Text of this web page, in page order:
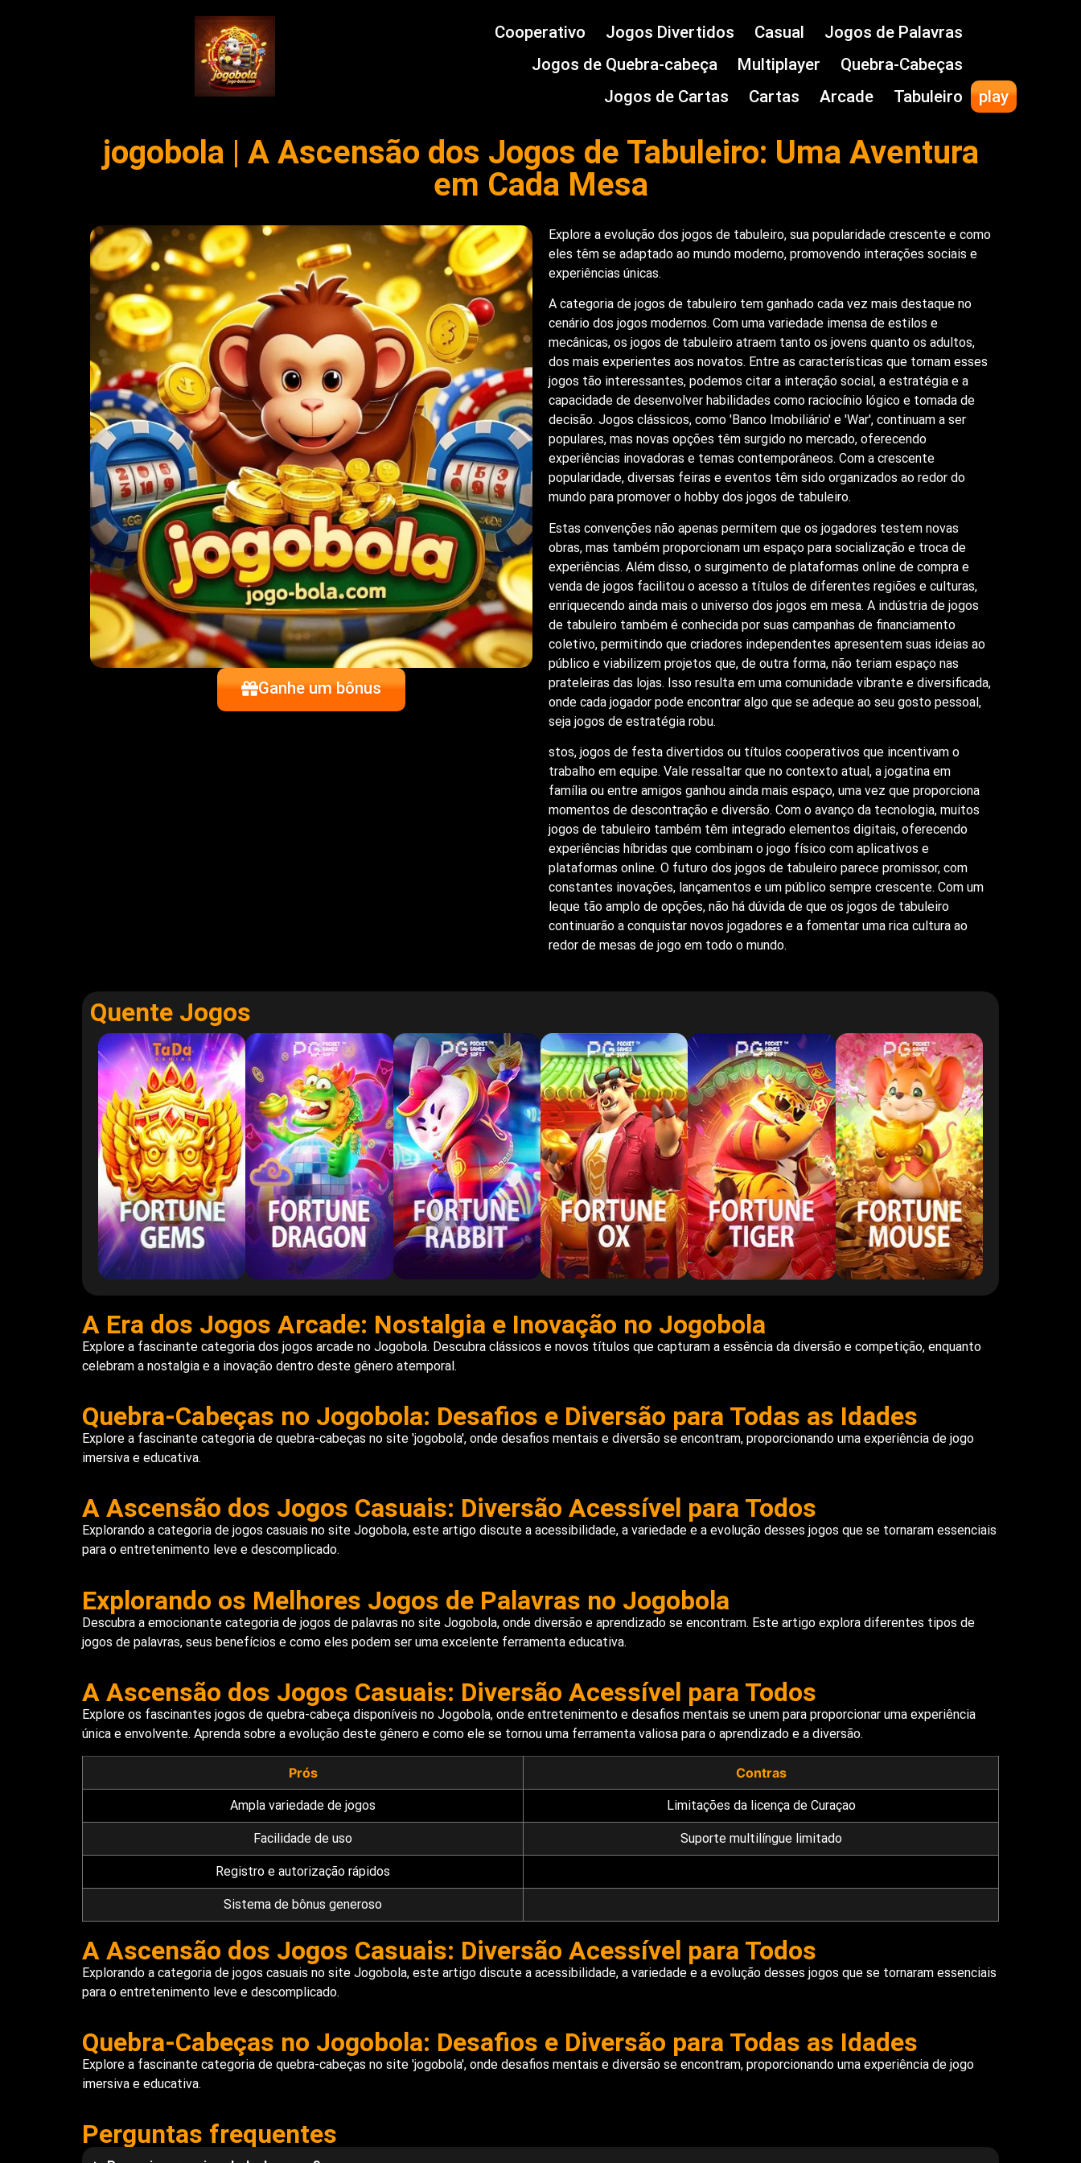
Cooperativo Jogos Divertidos Casual
Jogos de Palavras
Jogos de Quebra-cabeça
Multiplayer
Quebra-Cabeças
Jogos de Cartas
Cartas Arcade Tabuleiro play
jogobola | A Ascensão dos Jogos de Tabuleiro: Uma Aventura
em Cada Mesa
Ganhe um bônus
Explore a evolução dos jogos de tabuleiro, sua popularidade crescente e como
eles têm se adaptado ao mundo moderno, promovendo interações sociais e
experiências únicas.
A categoria de jogos de tabuleiro tem ganhado cada vez mais destaque no
cenário dos jogos modernos. Com uma variedade imensa de estilos e
mecânicas, os jogos de tabuleiro atraem tanto os jovens quanto os adultos,
dos mais experientes aos novatos. Entre as características que tornam esses
jogos tão interessantes, podemos citar a interação social, a estratégia e a
capacidade de desenvolver habilidades como raciocínio lógico e tomada de
decisão. Jogos clássicos, como 'Banco Imobiliário' e 'War', continuam a ser
populares, mas novas opções têm surgido no mercado, oferecendo
experiências inovadoras e temas contemporâneos. Com a crescente
popularidade, diversas feiras e eventos têm sido organizados ao redor do
mundo para promover o hobby dos jogos de tabuleiro.
Estas convenções não apenas permitem que os jogadores testem novas
obras, mas também proporcionam um espaço para socialização e troca de
experiências. Além disso, o surgimento de plataformas online de compra e
venda de jogos facilitou o acesso a títulos de diferentes regiões e culturas,
enriquecendo ainda mais o universo dos jogos em mesa. A indústria de jogos
de tabuleiro também é conhecida por suas campanhas de financiamento
coletivo, permitindo que criadores independentes apresentem suas ideias ao
público e viabilizem projetos que, de outra forma, não teriam espaço nas
prateleiras das lojas. Isso resulta em uma comunidade vibrante e diversificada,
onde cada jogador pode encontrar algo que se adeque ao seu gosto pessoal,
seja jogos de estratégia robu.
stos, jogos de festa divertidos ou títulos cooperativos que incentivam o
trabalho em equipe. Vale ressaltar que no contexto atual, a jogatina em
família ou entre amigos ganhou ainda mais espaço, uma vez que proporciona
momentos de descontração e diversão. Com o avanço da tecnologia, muitos
jogos de tabuleiro também têm integrado elementos digitais, oferecendo
experiências híbridas que combinam o jogo físico com aplicativos e
plataformas online. O futuro dos jogos de tabuleiro parece promissor, com
constantes inovações, lançamentos e um público sempre crescente. Com um
leque tão amplo de opções, não há dúvida de que os jogos de tabuleiro
continuarão a conquistar novos jogadores e a fomentar uma rica cultura ao
redor de mesas de jogo em todo o mundo.
Quente Jogos
A Era dos Jogos Arcade: Nostalgia e Inovação no Jogobola
Explore a fascinante categoria dos jogos arcade no Jogobola. Descubra clássicos e novos títulos que capturam a essência da diversão e competição, enquanto
celebram a nostalgia e a inovação dentro deste gênero atemporal.
Quebra-Cabeças no Jogobola: Desafios e Diversão para Todas as Idades
Explore a fascinante categoria de quebra-cabeças no site 'jogobola', onde desafios mentais e diversão se encontram, proporcionando uma experiência de jogo
imersiva e educativa.
A Ascensão dos Jogos Casuais: Diversão Acessível para Todos
Explorando a categoria de jogos casuais no site Jogobola, este artigo discute a acessibilidade, a variedade e a evolução desses jogos que se tornaram essenciais
para o entretenimento leve e descomplicado.
Explorando os Melhores Jogos de Palavras no Jogobola
Descubra a emocionante categoria de jogos de palavras no site Jogobola, onde diversão e aprendizado se encontram. Este artigo explora diferentes tipos de
jogos de palavras, seus benefícios e como eles podem ser uma excelente ferramenta educativa.
A Ascensão dos Jogos Casuais: Diversão Acessível para Todos
Explore os fascinantes jogos de quebra-cabeça disponíveis no Jogobola, onde entretenimento e desafios mentais se unem para proporcionar uma experiência
única e envolvente. Aprenda sobre a evolução deste gênero e como ele se tornou uma ferramenta valiosa para o aprendizado e a diversão.
Prós Contras
Ampla variedade de jogos Limitações da licença de Curaçao
Facilidade de uso Suporte multilíngue limitado
Registro e autorização rápidos
Sistema de bônus generoso
A Ascensão dos Jogos Casuais: Diversão Acessível para Todos
Explorando a categoria de jogos casuais no site Jogobola, este artigo discute a acessibilidade, a variedade e a evolução desses jogos que se tornaram essenciais
para o entretenimento leve e descomplicado.
Quebra-Cabeças no Jogobola: Desafios e Diversão para Todas as Idades
Explore a fascinante categoria de quebra-cabeças no site 'jogobola', onde desafios mentais e diversão se encontram, proporcionando uma experiência de jogo
imersiva e educativa.
Perguntas frequentes